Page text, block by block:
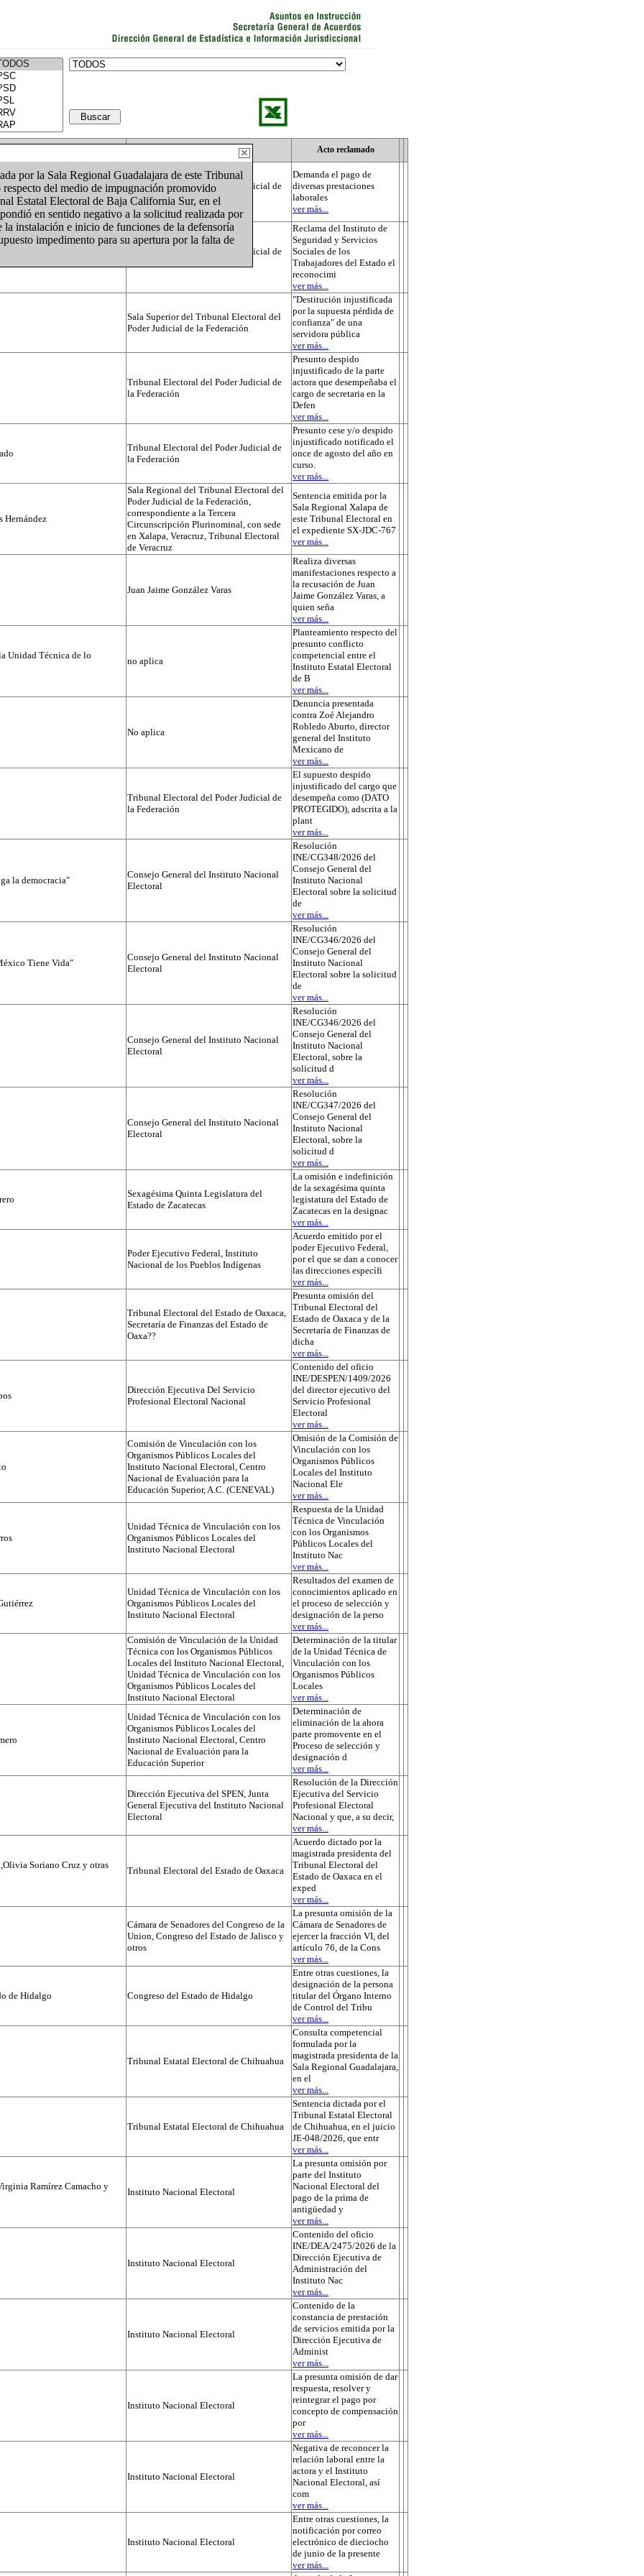
por la Sala Regional Guadalajara de este Tribunal
del medio de impugnación promovido
Estatal Electoral de Baja California Sur, en el
en sentido negativo a la solicitud realizada por
instalación e inicio de funciones de la defensoría
impedimento para su apertura por la falta de
Acto reclamado
Tribunal Electoral del Poder Judicial de
la Federación
Demanda el pago de
diversas prestaciones
laborales
ver más...
Tribunal Electoral del Poder Judicial de
Reclama del Instituto de
Seguridad y Servicios
Sociales de los
Trabajadores del Estado el
reconocimi
ver más...
Sala Superior del Tribunal Electoral del
Poder Judicial de la Federación
"Destitución injustificada
por la supuesta pérdida de
confianza" de una
servidora pública
ver más...
Tribunal Electoral del Poder Judicial de
la Federación
Presunto despido
injustificado de la parte
actora que desempeñaba el
cargo de secretaria en la
Defen
ver más...
Tribunal Electoral del Poder Judicial de
la Federación
Presunto cese y/o despido
injustificado notificado el
once de agosto del año en
curso.
ver más...
Hernández
Sala Regional del Tribunal Electoral del
Poder Judicial de la Federación,
correspondiente a la Tercera
Circunscripción Plurinominal, con sede
en Xalapa, Veracruz, Tribunal Electoral
de Veracruz
Sentencia emitida por la
Sala Regional Xalapa de
este Tribunal Electoral en
el expediente SX-JDC-767
ver más...
Juan Jaime González Varas
Realiza diversas
manifestaciones respecto a
la recusación de Juan
Jaime González Varas, a
quien seña
ver más...
Unidad Técnica de lo
no aplica
Planteamiento respecto del
presunto conflicto
competencial entre el
Instituto Estatal Electoral
de B
ver más...
No aplica
Denuncia presentada
contra Zoé Alejandro
Robledo Aburto, director
general del Instituto
Mexicano de
ver más...
Tribunal Electoral del Poder Judicial de
la Federación
El supuesto despido
injustificado del cargo que
desempeña como (DATO
PROTEGIDO), adscrita a la
plant
ver más...
la democracia"
Consejo General del Instituto Nacional
Electoral
Resolución
INE/CG348/2026 del
Consejo General del
Instituto Nacional
Electoral sobre la solicitud
de
ver más...
Tiene Vida"
Consejo General del Instituto Nacional
Electoral
Resolución
INE/CG346/2026 del
Consejo General del
Instituto Nacional
Electoral sobre la solicitud
de
ver más...
Consejo General del Instituto Nacional
Electoral
Resolución
INE/CG346/2026 del
Consejo General del
Instituto Nacional
Electoral, sobre la
solicitud d
ver más...
Consejo General del Instituto Nacional
Electoral
Resolución
INE/CG347/2026 del
Consejo General del
Instituto Nacional
Electoral, sobre la
solicitud d
ver más...
Sexagésima Quinta Legislatura del
Estado de Zacatecas
La omisión e indefinición
de la sexagésima quinta
legistatura del Estado de
Zacatecas en la designac
ver más...
Poder Ejecutivo Federal, Instituto
Nacional de los Pueblos Indígenas
Acuerdo emitido por el
poder Ejecutivo Federal,
por el que se dan a conocer
las direcciones específi
ver más...
Tribunal Electoral del Estado de Oaxaca,
Secretaría de Finanzas del Estado de
Oaxa??
Presunta omisión del
Tribunal Electoral del
Estado de Oaxaca y de la
Secretaría de Finanzas de
dicha
ver más...
Dirección Ejecutiva Del Servicio
Profesional Electoral Nacional
Contenido del oficio
INE/DESPEN/1409/2026
del director ejecutivo del
Servicio Profesional
Electoral
ver más...
Comisión de Vinculación con los
Organismos Públicos Locales del
Instituto Nacional Electoral, Centro
Nacional de Evaluación para la
Educación Superior, A.C. (CENEVAL)
Omisión de la Comisión de
Vinculación con los
Organismos Públicos
Locales del Instituto
Nacional Ele
ver más...
Unidad Técnica de Vinculación con los
Organismos Públicos Locales del
Instituto Nacional Electoral
Respuesta de la Unidad
Técnica de Vinculación
con los Organismos
Públicos Locales del
Instituto Nac
ver más...
Unidad Técnica de Vinculación con los
Organismos Públicos Locales del
Instituto Nacional Electoral
Resultados del examen de
conocimientos aplicado en
el proceso de selección y
designación de la perso
ver más...
Comisión de Vinculación de la Unidad
Técnica con los Organismos Públicos
Locales del Instituto Nacional Electoral,
Unidad Técnica de Vinculación con los
Organismos Públicos Locales del
Instituto Nacional Electoral
Determinación de la titular
de la Unidad Técnica de
Vinculación con los
Organismos Públicos
Locales
ver más...
Unidad Técnica de Vinculación con los
Organismos Públicos Locales del
Instituto Nacional Electoral, Centro
Nacional de Evaluación para la
Educación Superior
Determinación de
eliminación de la ahora
parte promovente en el
Proceso de selección y
designación d
ver más...
Dirección Ejecutiva del SPEN, Junta
General Ejecutiva del Instituto Nacional
Electoral
Resolución de la Dirección
Ejecutiva del Servicio
Profesional Electoral
Nacional y que, a su decir,
ver más...
Soriano Cruz y otras
Tribunal Electoral del Estado de Oaxaca
Acuerdo dictado por la
magistrada presidenta del
Tribunal Electoral del
Estado de Oaxaca en el
exped
ver más...
Cámara de Senadores del Congreso de la
Union, Congreso del Estado de Jalisco y
otros
La presunta omisión de la
Cámara de Senadores de
ejercer la fracción VI, del
artículo 76, de la Cons
ver más...
de Hidalgo Congreso del Estado de Hidalgo
Entre otras cuestiones, la
designación de la persona
titular del Órgano Interno
de Control del Tribu
ver más...
Tribunal Estatal Electoral de Chihuahua
Consulta competencial
formulada por la
magistrada presidenta de la
Sala Regional Guadalajara,
en el
ver más...
Tribunal Estatal Electoral de Chihuahua
Sentencia dictada por el
Tribunal Estatal Electoral
de Chihuahua, en el juicio
JE-048/2026, que entr
ver más...
Ramírez Camacho y
Instituto Nacional Electoral
La presunta omisión por
parte del Instituto
Nacional Electoral del
pago de la prima de
antigüedad y
ver más...
Instituto Nacional Electoral
Contenido del oficio
INE/DEA/2475/2026 de la
Dirección Ejecutiva de
Administración del
Instituto Nac
ver más...
Instituto Nacional Electoral
Contenido de la
constancia de prestación
de servicios emitida por la
Dirección Ejecutiva de
Administ
ver más...
Instituto Nacional Electoral
La presunta omisión de dar
respuesta, resolver y
reintegrar el pago por
concepto de compensación
por
ver más...
Instituto Nacional Electoral
Negativa de reconocer la
relación laboral entre la
actora y el Instituto
Nacional Electoral, así
com
ver más...
Instituto Nacional Electoral
Entre otras cuestiones, la
notificación por correo
electrónico de dieciocho
de junio de la presente
ver más...